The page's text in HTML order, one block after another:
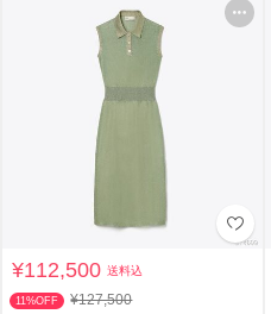
¥112,500送料込
11%OFF ¥127,500